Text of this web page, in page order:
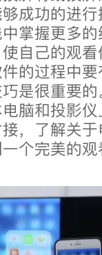
成功的进
掌握更多
自己的观
的过程中
是很重要
脑和投影
，了解关
个完美的